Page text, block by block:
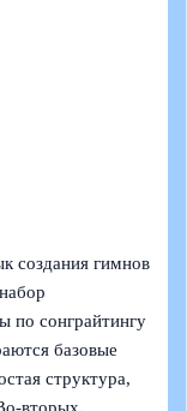
создания гимнов
по сонграйтингу
базовые
структура,